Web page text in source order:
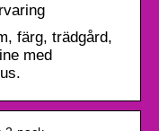
färg, trädgård,
med